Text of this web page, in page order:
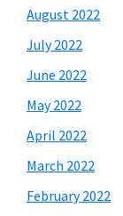
August 2022
July 2022
June 2022
May 2022
April 2022
March 2022
February 2022